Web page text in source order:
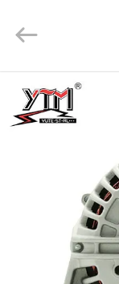
HUIS
SHOW
Ltd..